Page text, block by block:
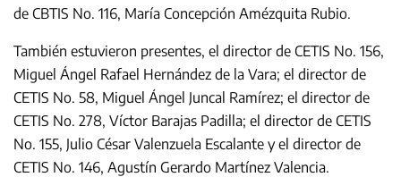
de CBTIS No. 116, María Concepción Amézquita Rubio.
También estuvieron presentes, el director de CETIS No. 156,
Miguel Ángel Rafael Hernández de la Vara; el director de
CETIS No. 58, Miguel Ángel Juncal Ramírez; el director de
CETIS No. 278, Víctor Barajas Padilla; el director de CETIS
No. 155, Julio César Valenzuela Escalante y el director de
CETIS No. 146, Agustín Gerardo Martínez Valencia.